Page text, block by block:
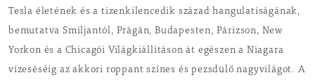
Tesla életének és a tizenkilencedik század hangulatiságának,
bemutatva Smiljantól, Prágán, Budapesten, Párizson, New
Yorkon és a Chicagói Világkiállításon át egészen a Niagara
vízeséséig az akkori roppant színes és pezsdülő nagyvilágot. A